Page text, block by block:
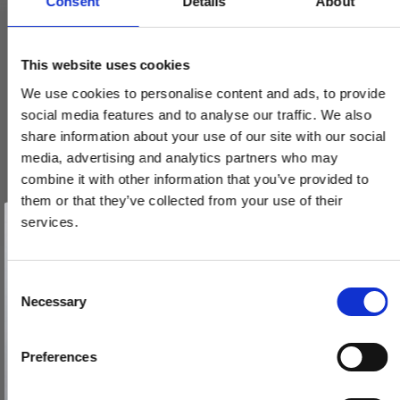
This website uses cookies
We use cookies to personalise content and ads, to provide
social media features and to analyse our traffic. We also
share information about your use of our site with our social
media, advertising and analytics partners who may
combine it with other information that you’ve provided to
them or that they’ve collected from your use of their
services.
Necessary
Preferences
model cc30mm
2412060001
1.360,00 DKK
VIS PRODUKT
Vind et gavekort